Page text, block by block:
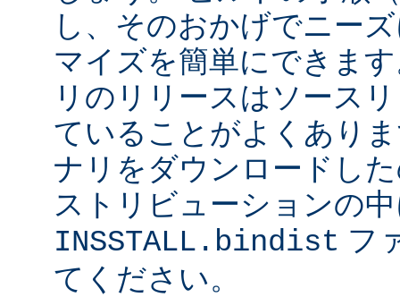
し、そのおかげでニー
マイズを簡単にできま
リのリリースはソース
ていることがよくあり
ナリをダウンロードし
ストリビューションの
INSSTALL.bindist フ
てください。